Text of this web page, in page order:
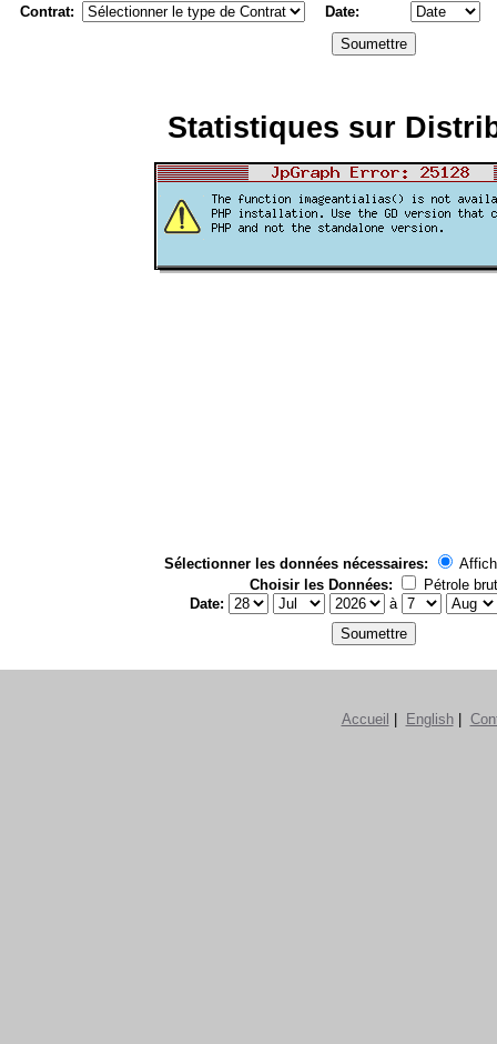
Contrat:
Date:
Statistiques sur
Sélectionner les données nécessaires:
Choisir les Données:
Pétrole brut
Date:
à
Accueil | English|